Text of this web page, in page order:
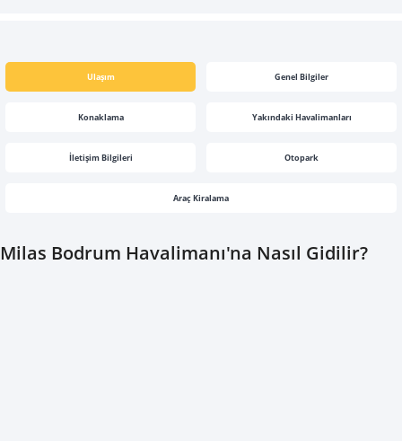
Ulaşım Genel Bilgiler
Konaklama Yakındaki Havalimanları
İletişim Bilgileri Otopark
Araç Kiralama
Milas Bodrum Havalimanı'na Nasıl Gidilir?